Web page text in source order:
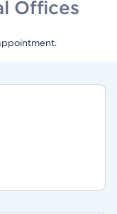
Offices